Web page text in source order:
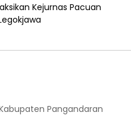
Kejurnas Pacuan
Pangandaran